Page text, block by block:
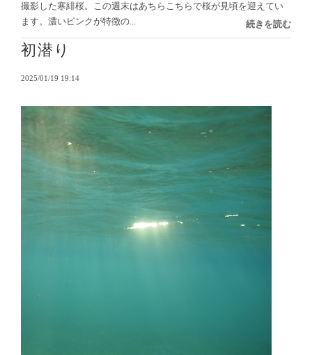
撮影した寒緋桜。この週末はあちらこちらで桜が見頃を迎えてい
ます。濃いピンクが特徴の...
続きを読む
初潜り
2025/01/19 19:14